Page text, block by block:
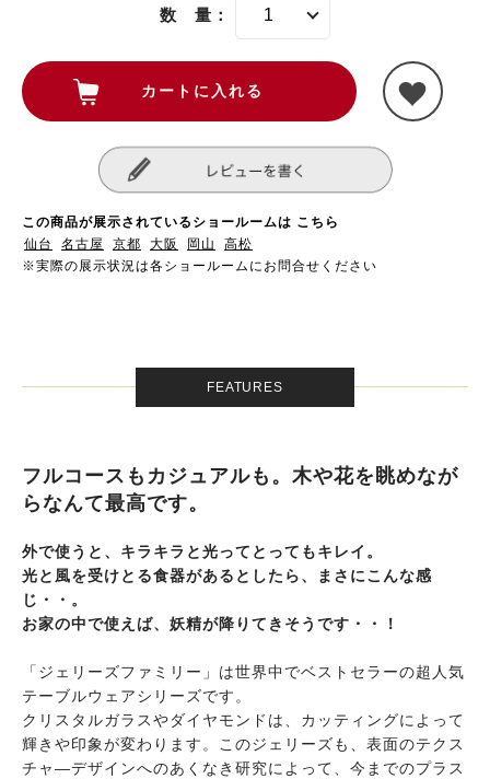
数 量：
この商品が展示されているショールームは こちら
仙台
名古屋 京都 大阪 岡山
高松
※実際の展示状況は各ショールームにお問合せください
FEATURES
フルコースもカジュアルも。木や花を眺めなが
らなんて最高です。
外で使うと、キラキラと光ってとってもキレイ。
光と風を受けとる食器があるとしたら、まさにこんな感
じ・・。
お家の中で使えば、妖精が降りてきそうです・・！
「ジェリーズファミリー」は世界中でベストセラーの超人気
テーブルウェアシリーズです。
クリスタルガラスやダイヤモンドは、カッティングによって
輝きや印象が変わります。このジェリーズも、表面のテクス
チャ―デザインへのあくなき研究によって、今までのプラス